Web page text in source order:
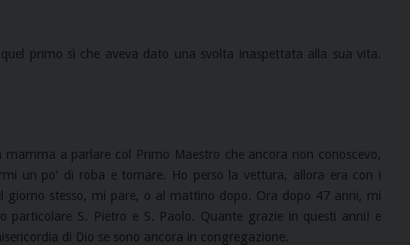
primo sì che aveva dato una svolta inaspettata alla sua vita.
a parlare col Primo Maestro che ancora non conoscevo,
un po’ di roba e tornare. Ho perso la vettura, allora era con i
giorno stesso, mi pare, o al mattino dopo. Ora dopo 47 anni, mi
particolare S. Pietro e S. Paolo. Quante grazie in questi anni! e
di Dio se sono ancora in congregazione.